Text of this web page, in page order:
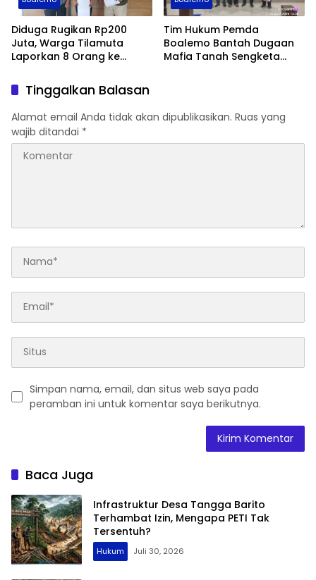
Diduga Rugikan Rp200
Juta, Warga Tilamuta
Laporkan 8 Orang ke
Tim Hukum Pemda
Boalemo Bantah Dugaan
Mafia Tanah Sengketa
Tinggalkan Balasan
Alamat email Anda tidak akan dipublikasikan. Ruas yang
wajib ditandai *
Simpan nama, email, dan situs web saya pada
peramban ini untuk komentar saya berikutnya.
Baca Juga
Infrastruktur Desa Tangga Barito
Terhambat Izin, Mengapa PETI Tak
Tersentuh?
Hukum Juli 30, 2026